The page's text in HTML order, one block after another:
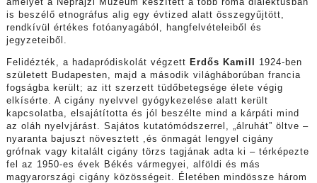
amelyet a Néprajzi Múzeum készített a több roma dialektusban
is beszélő etnográfus alig egy évtized alatt összegyűjtött,
rendkívül értékes fotóanyagából, hangfelvételeiből és
jegyzeteiből.
Felidézték, a hadapródiskolát végzett Erdős Kamill
1924-ben
született Budapesten, majd a második világháborúban francia
fogságba került; az itt szerzett tüdőbetegsége élete végig
elkísérte. A cigány nyelvvel gyógykezelése alatt került
kapcsolatba, elsajátította és jól beszélte mind a kárpáti mind
az oláh nyelvjárást. Sajátos kutatómódszerrel, „álruhát” öltve –
nyaranta bajuszt növesztett ,és önmagát lengyel cigány
grófnak vagy kitalált cigány törzs tagjának adta ki – térképezte
fel az 1950-es évek Békés vármegyei, alföldi és más
magyarországi cigány közösségeit. Életében mindössze három